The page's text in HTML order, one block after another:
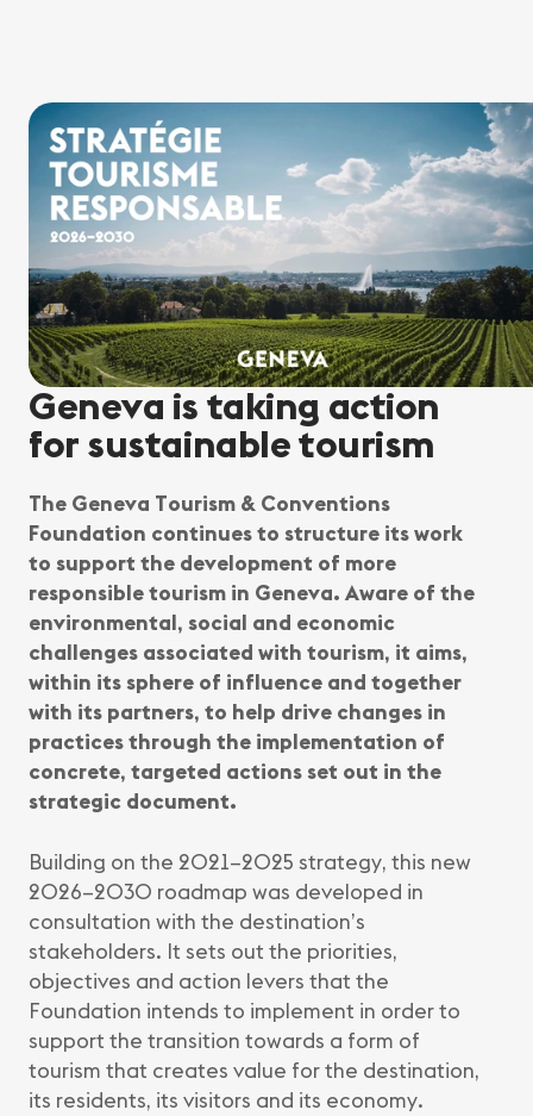
Geneva is taking action
for sustainable tourism
The Geneva Tourism & Conventions
Foundation continues to structure its work
to support the development of more
responsible tourism in Geneva. Aware of the
environmental, social and economic
challenges associated with tourism, it aims,
within its sphere of influence and together
with its partners, to help drive changes in
practices through the implementation of
concrete, targeted actions set out in the
strategic document.
Building on the 2021–2025 strategy, this new
2026–2030 roadmap was developed in
consultation with the destination’s
stakeholders. It sets out the priorities,
objectives and action levers that the
Foundation intends to implement in order to
support the transition towards a form of
tourism that creates value for the destination,
its residents, its visitors and its economy.